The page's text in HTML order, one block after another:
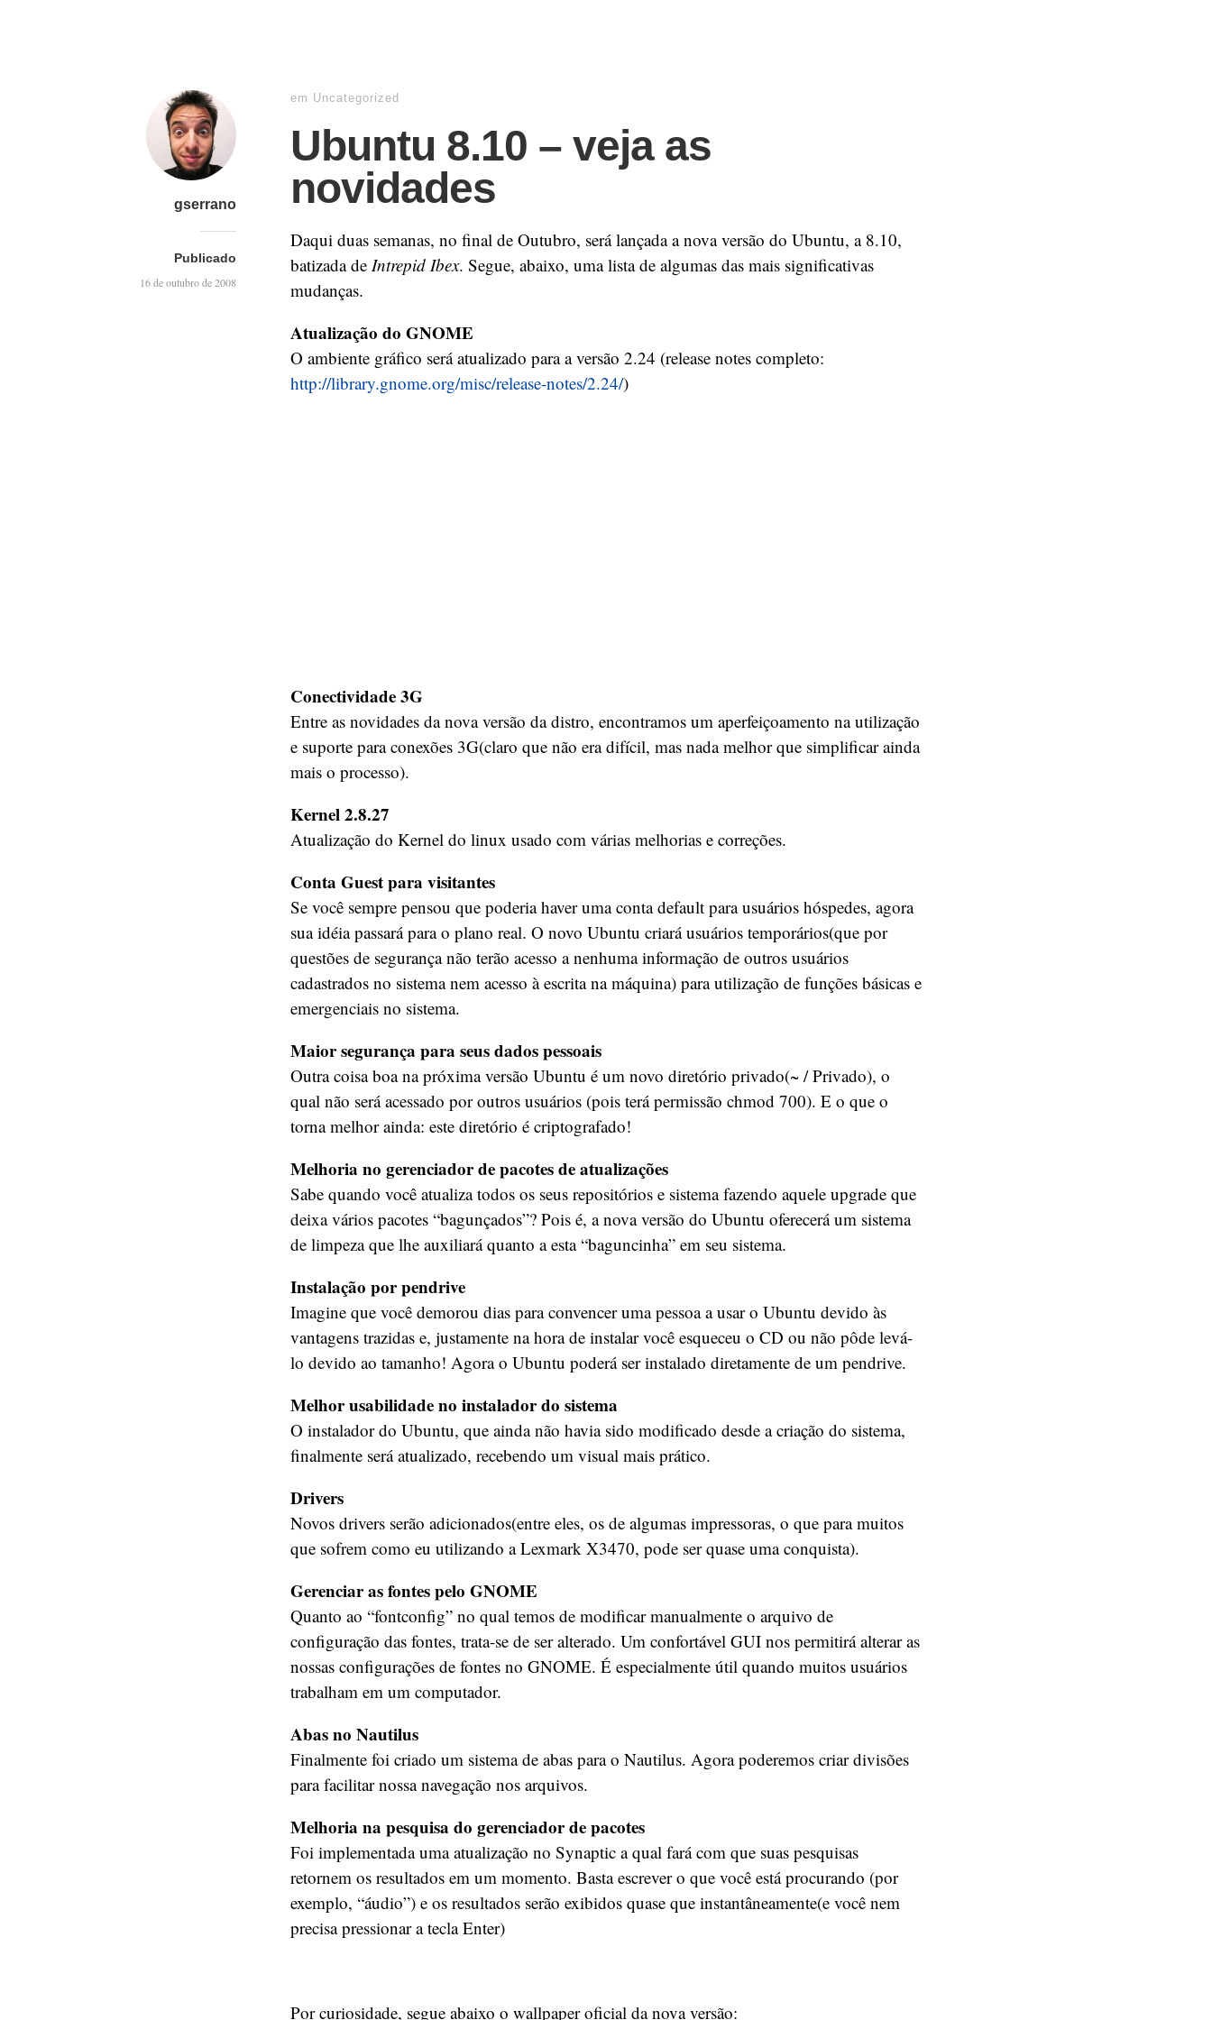
gserrano
Publicado
16 de outubro de 2008
em Uncategorized
Ubuntu 8.10 – veja as
novidades
Daqui duas semanas, no final de Outubro, será lançada a nova versão do Ubuntu, a 8.10,
batizada de Intrepid Ibex. Segue, abaixo, uma lista de algumas das mais significativas
mudanças.
Atualização do GNOME
O ambiente gráfico será atualizado para a versão 2.24 (release notes completo:
http://library.gnome.org/misc/release-notes/2.24/)
Conectividade 3G
Entre as novidades da nova versão da distro, encontramos um aperfeiçoamento na utilização
e suporte para conexões 3G(claro que não era difícil, mas nada melhor que simplificar ainda
mais o processo).
Kernel 2.8.27
Atualização do Kernel do linux usado com várias melhorias e correções.
Conta Guest para visitantes
Se você sempre pensou que poderia haver uma conta default para usuários hóspedes, agora
sua idéia passará para o plano real. O novo Ubuntu criará usuários temporários(que por
questões de segurança não terão acesso a nenhuma informação de outros usuários
cadastrados no sistema nem acesso à escrita na máquina) para utilização de funções básicas e
emergenciais no sistema.
Maior segurança para seus dados pessoais
Outra coisa boa na próxima versão Ubuntu é um novo diretório privado(~ / Privado), o
qual não será acessado por outros usuários (pois terá permissão chmod 700). E o que o
torna melhor ainda: este diretório é criptografado!
Melhoria no gerenciador de pacotes de atualizações
Sabe quando você atualiza todos os seus repositórios e sistema fazendo aquele upgrade que
deixa vários pacotes “bagunçados”? Pois é, a nova versão do Ubuntu oferecerá um sistema
de limpeza que lhe auxiliará quanto a esta “baguncinha” em seu sistema.
Instalação por pendrive
Imagine que você demorou dias para convencer uma pessoa a usar o Ubuntu devido às
vantagens trazidas e, justamente na hora de instalar você esqueceu o CD ou não pôde levá-
lo devido ao tamanho! Agora o Ubuntu poderá ser instalado diretamente de um pendrive.
Melhor usabilidade no instalador do sistema
O instalador do Ubuntu, que ainda não havia sido modificado desde a criação do sistema,
finalmente será atualizado, recebendo um visual mais prático.
Drivers
Novos drivers serão adicionados(entre eles, os de algumas impressoras, o que para muitos
que sofrem como eu utilizando a Lexmark X3470, pode ser quase uma conquista).
Gerenciar as fontes pelo GNOME
Quanto ao “fontconfig” no qual temos de modificar manualmente o arquivo de
configuração das fontes, trata-se de ser alterado. Um confortável GUI nos permitirá alterar as
nossas configurações de fontes no GNOME. É especialmente útil quando muitos usuários
trabalham em um computador.
Abas no Nautilus
Finalmente foi criado um sistema de abas para o Nautilus. Agora poderemos criar divisões
para facilitar nossa navegação nos arquivos.
Melhoria na pesquisa do gerenciador de pacotes
Foi implementada uma atualização no Synaptic a qual fará com que suas pesquisas
retornem os resultados em um momento. Basta escrever o que você está procurando (por
exemplo, “áudio”) e os resultados serão exibidos quase que instantâneamente(e você nem
precisa pressionar a tecla Enter)
Por curiosidade, segue abaixo o wallpaper oficial da nova versão: